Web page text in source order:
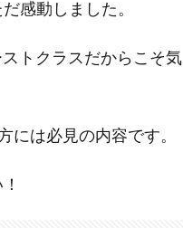
感動しました。
トクラスだからこそ気
には必見の内容です。